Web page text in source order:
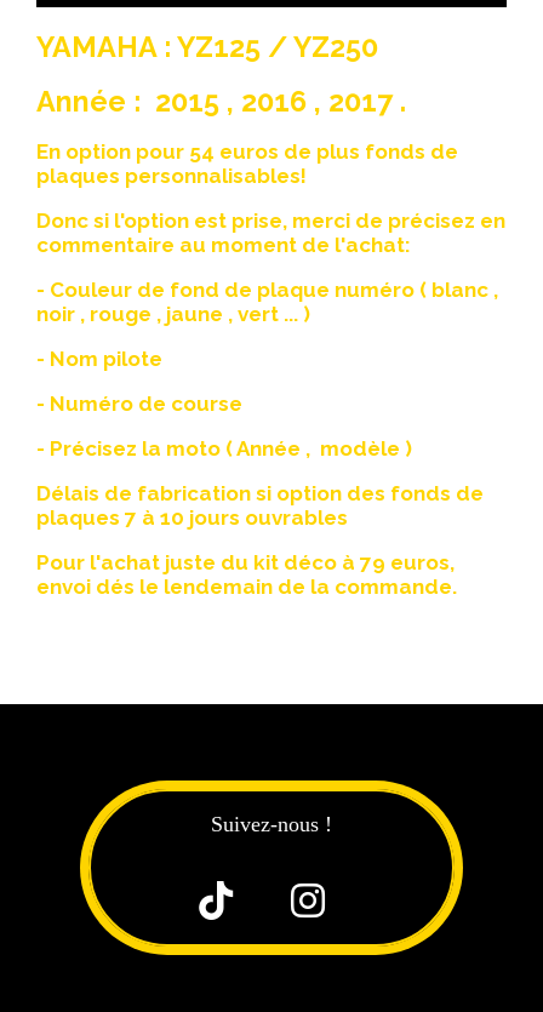
YAMAHA : YZ125 / YZ250
Année : 2015 , 2016 , 2017 .
En option pour 54 euros de plus fonds de
plaques personnalisables!
Donc si l'option est prise, merci de précisez en
commentaire au moment de l'achat:
- Couleur de fond de plaque numéro ( blanc ,
noir , rouge , jaune , vert ... )
- Nom pilote
- Numéro de course
- Précisez la moto ( Année , modèle )
Délais de fabrication si option des fonds de
plaques 7 à 10 jours ouvrables
Pour l'achat juste du kit déco à 79 euros,
envoi dés le lendemain de la commande.
Suivez-nous !
 